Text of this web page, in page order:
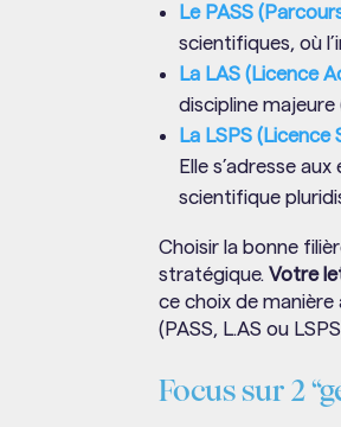
Le PASS
scientifiques, où
La LAS (Licence
discipline
La LSPS (Licence
Elle s’adresse
scientifique
Choisir la bonne
stratégique.Votre
ce choix de
(PASS, L.AS ou
Focus sur 2